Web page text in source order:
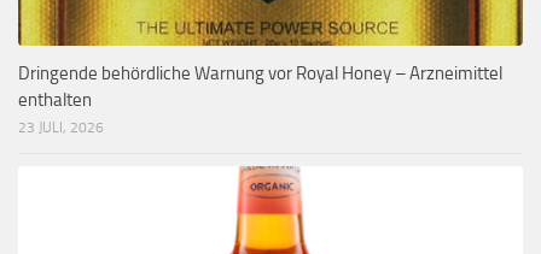
Dringende behördliche Warnung vor Royal Honey – Arzneimittel
enthalten
23 JULI, 2026